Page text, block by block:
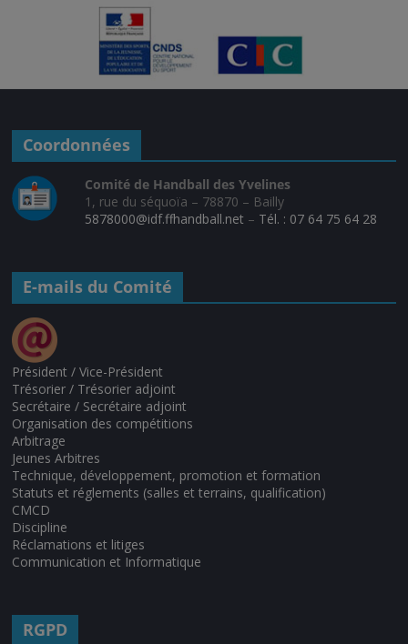
Coordonnées
Comité de Handball des Yvelines
1, rue du séquoïa – 78870 – Bailly
5878000@idf.ffhandball.net – Tél. : 07 64 75 64 28
E-mails du Comité
Président / Vice-Président
Trésorier / Trésorier adjoint
Secrétaire / Secrétaire adjoint
Organisation des compétitions
Arbitrage
Jeunes Arbitres
Technique, développement, promotion et formation
Statuts et réglements (salles et terrains, qualification)
CMCD
Discipline
Réclamations et litiges
Communication et Informatique
RGPD